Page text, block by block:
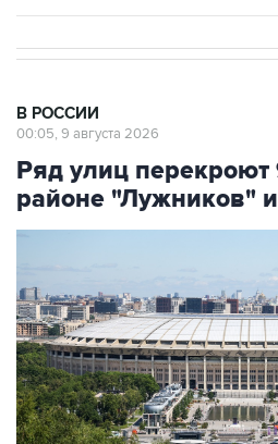
В РОССИИ
00:05, 9 августа 2026
Ряд улиц перекроют
районе "Лужников"